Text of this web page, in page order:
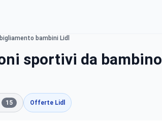
bambini Lidl
sportivi da bambino
15 Offerte Lidl